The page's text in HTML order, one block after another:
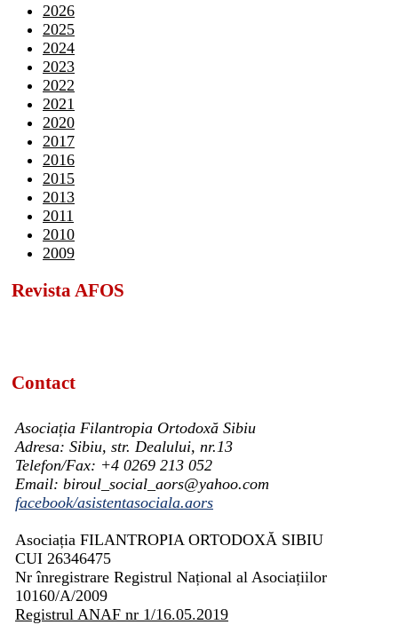
2026
2025
2024
2023
2022
2021
2020
2017
2016
2015
2013
2011
2010
2009
Revista AFOS
Contact
Asociația Filantropia Ortodoxă Sibiu
Adresa: Sibiu, str. Dealului, nr.13
Telefon/Fax: +4 0269 213 052
Email: biroul_social_aors@yahoo.com
facebook/asistentasociala.aors
Asociația FILANTROPIA ORTODOXĂ SIBIU
CUI 26346475
Nr înregistrare Registrul Național al Asociațiilor
10160/A/2009
Registrul ANAF nr 1/16.05.2019